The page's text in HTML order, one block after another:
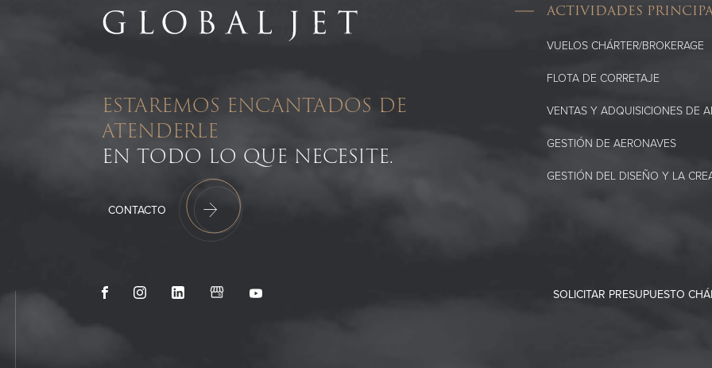
ESTAREMOS ENCANTADOS DE
ATENDERLE
EN TODO LO QUE NECESITE.
CONTACTO
ACTIVIDADES
VUELOS CHÁRTER/BROKERAGE
FLOTA DE CORRETAJE
VENTAS Y ADQUISICIONES DE
GESTIÓN DE AERONAVES
GESTIÓN DEL DISEÑO Y LA
FacebookInstagramLinkedInGoogleMyBusiness
Youtube SOLICITAR PRESUPUESTO